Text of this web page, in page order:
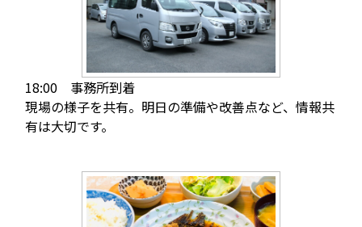
18:00 事務所到着
現場の様子を共有。明日の準備や改善点など、情報共
有は大切です。